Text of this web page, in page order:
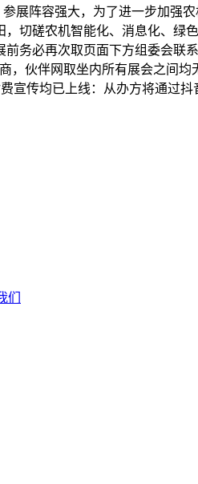
展阵容强大，为了进一步加强
切磋农机智能化、消息化、
务必再次取页面下方组委会
，伙伴网取坐内所有展会之间
宣传均已上线：从办方将通过
们